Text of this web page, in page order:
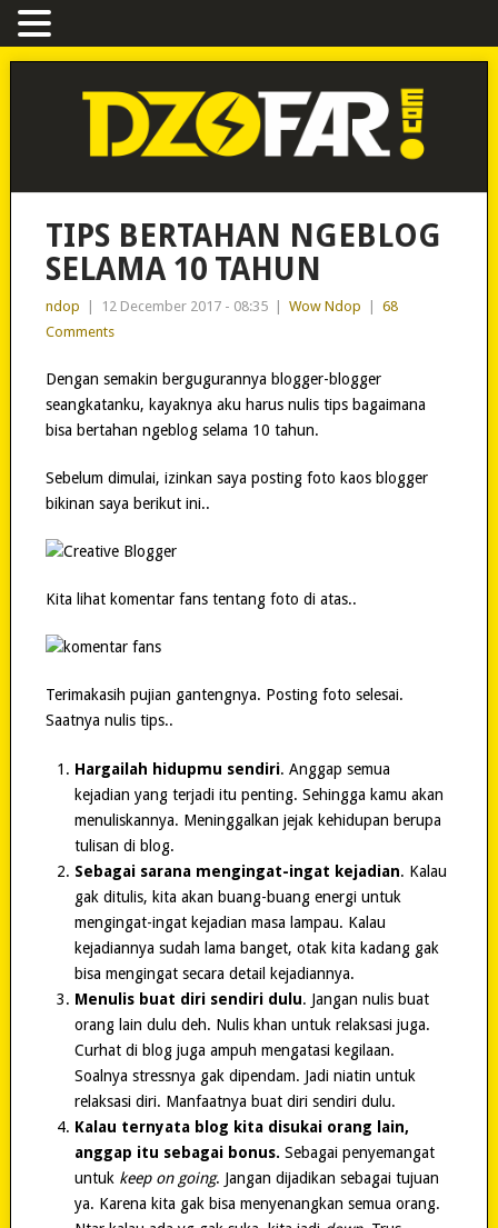
TIPS BERTAHAN NGEBLOG
SELAMA 10 TAHUN
ndop 12 December 2017 - 08:35 Wow Ndop
68
Comments
Dengan semakin bergugurannya blogger-blogger
seangkatanku, kayaknya aku harus nulis tips bagaimana
bisa bertahan ngeblog selama 10 tahun.
Sebelum dimulai, izinkan saya posting foto kaos blogger
bikinan saya berikut ini..
Kita lihat komentar fans tentang foto di atas..
Terimakasih pujian gantengnya. Posting foto selesai.
Saatnya nulis tips..
Hargailah hidupmu sendiri. Anggap semua
kejadian yang terjadi itu penting. Sehingga kamu akan
menuliskannya. Meninggalkan jejak kehidupan berupa
tulisan di blog.
Sebagai sarana mengingat-ingat kejadian. Kalau
gak ditulis, kita akan buang-buang energi untuk
mengingat-ingat kejadian masa lampau. Kalau
kejadiannya sudah lama banget, otak kita kadang gak
bisa mengingat secara detail kejadiannya.
Menulis buat diri sendiri dulu. Jangan nulis buat
orang lain dulu deh. Nulis khan untuk relaksasi juga.
Curhat di blog juga ampuh mengatasi kegilaan.
Soalnya stressnya gak dipendam. Jadi niatin untuk
relaksasi diri. Manfaatnya buat diri sendiri dulu.
Kalau ternyata blog kita disukai orang lain,
anggap itu sebagai bonus. Sebagai penyemangat
untuk keep on going. Jangan dijadikan sebagai tujuan
ya. Karena kita gak bisa menyenangkan semua orang.